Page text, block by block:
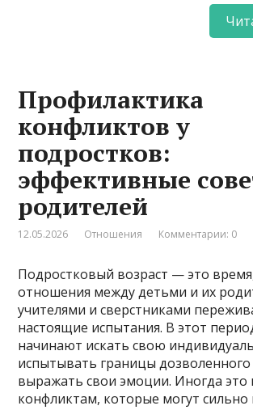
Профилактика
конфликтов у
подростков:
эффективные
родителей
12.05.2026 Отношения Комментарии: 0
Подростковый возраст — это
отношения между детьми и их
учителями и сверстниками
настоящие испытания. В этот
начинают искать свою
испытывать границы
выражать свои эмоции. Иногда это
конфликтам, которые могут сильно